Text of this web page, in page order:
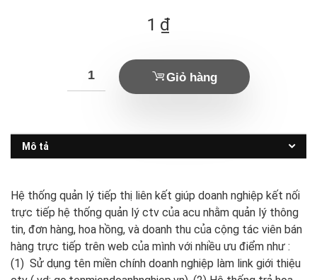
1 ₫
Giỏ hàng
Mô tả
Hệ thống quản lý tiếp thị liên kết giúp doanh nghiệp kết nối
trực tiếp hệ thống quản lý ctv của acu nhằm quản lý thông
tin, đơn hàng, hoa hồng, và doanh thu của cộng tác viên bán
hàng trực tiếp trên web của mình với nhiều ưu điểm như :
(1) Sử dụng tên miền chính doanh nghiệp làm link giới thiệu